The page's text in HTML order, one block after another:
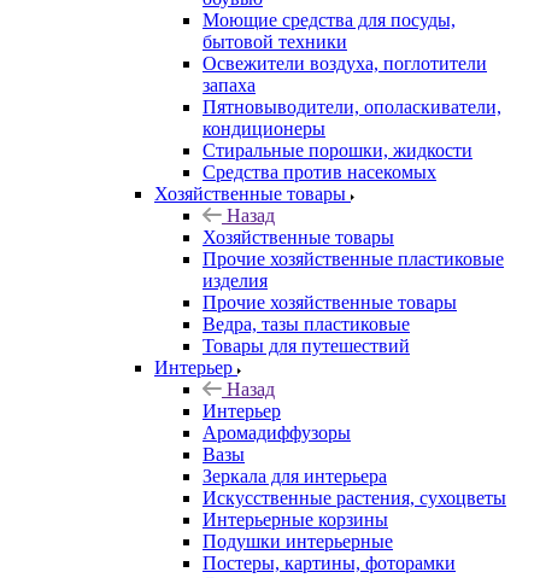
Моющие средства для посуды,
бытовой техники
Освежители воздуха, поглотители
запаха
Пятновыводители, ополаскиватели,
кондиционеры
Стиральные порошки, жидкости
Средства против насекомых
Хозяйственные товары
Назад
Хозяйственные товары
Прочие хозяйственные пластиковые
изделия
Прочие хозяйственные товары
Ведра, тазы пластиковые
Товары для путешествий
Интерьер
Назад
Интерьер
Аромадиффузоры
Вазы
Зеркала для интерьера
Искусственные растения, сухоцветы
Интерьерные корзины
Подушки интерьерные
Постеры, картины, фоторамки